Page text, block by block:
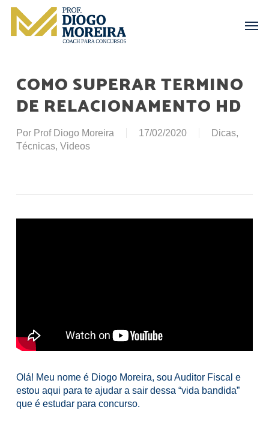
Skip
main
COMO SUPERAR TERMINO
DE RELACIONAMENTO HD
Por Prof Diogo Moreira 17/02/2020 Dicas,
Técnicas, Videos
Olá! Meu nome é Diogo Moreira, sou Auditor Fiscal e
estou aqui para te ajudar a sair dessa “vida bandida”
que é estudar para concurso.